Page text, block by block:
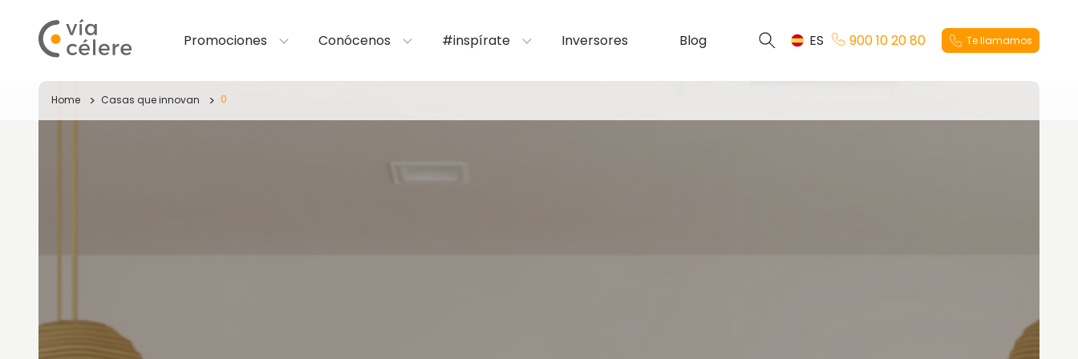
Promociones Conócenos #inspírate Inversores Blog ES 900 10 20 80 Te llamamos
Home Casas que innovan 0